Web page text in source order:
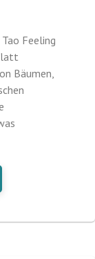
Feeling
Bäumen,